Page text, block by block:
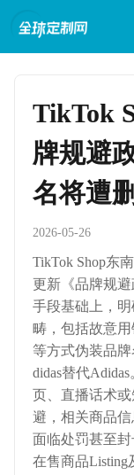
TikTok
牌规避
名将遭
2026-05-26
TikTok Shop东
更新《品牌规
手段基础上，
畴，包括故意
等方式伪装品
didas替代
页、直播话术
避，相关商品
面临处罚甚至
在售商品Listing